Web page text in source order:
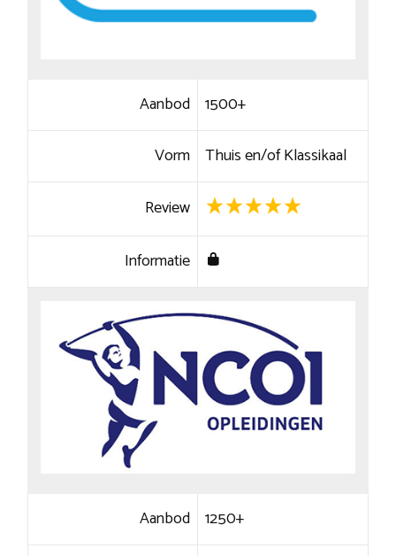
Aanbod 1500+
Vorm Thuis en/of Klassikaal
Review
Informatie
Aanbod 1250+